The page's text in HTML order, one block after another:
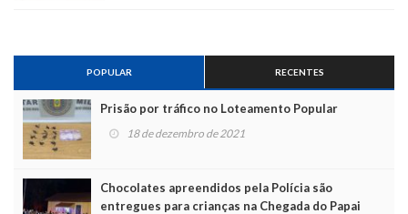
POPULAR RECENTES
Prisão por tráfico no Loteamento Popular
18 de dezembro de 2021
Chocolates apreendidos pela Polícia são
entregues para crianças na Chegada do Papai